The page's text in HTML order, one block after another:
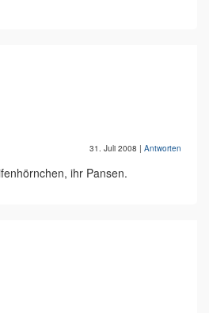
31. Juli 2008 | Antworten
ihr Pansen.